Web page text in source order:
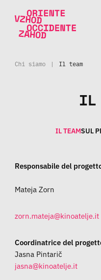
Chi siamo | Il team
IL
IL TEAMSUL
Coordinatrice del
Jasna Pintarič